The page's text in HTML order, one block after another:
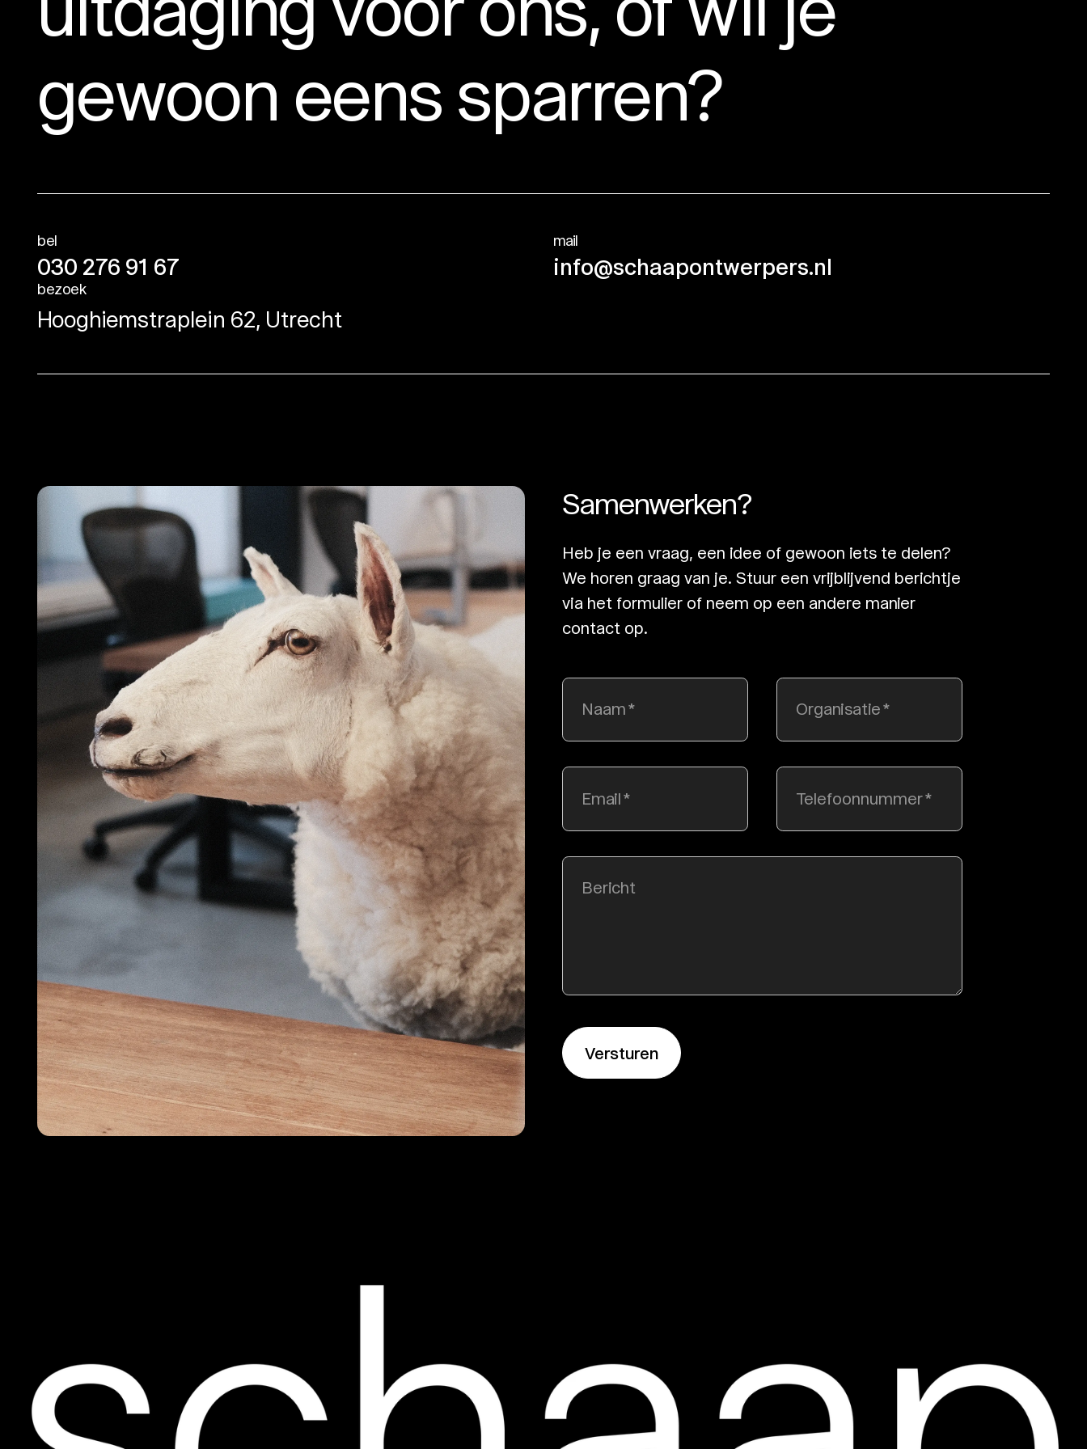
gewoon eens sparren?
bel
030 276 91 67
mail
info@schaapontwerpers.nl
bezoek
Hooghiemstraplein 62, Utrecht
Samenwerken?
Heb je een vraag, een idee of gewoon iets te delen?
We horen graag van je. Stuur een vrijblijvend berichtje
via het formulier of neem op een andere manier
contact op.
Naam Organisatie
Email Telefoonnummer
Bericht
Versturen